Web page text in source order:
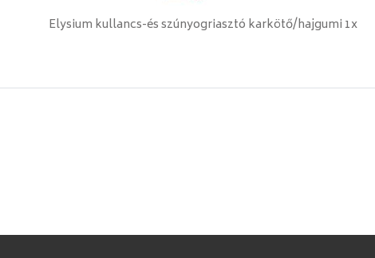
Elysium kullancs-és szúnyogriasztó karkötő/hajgumi 1x